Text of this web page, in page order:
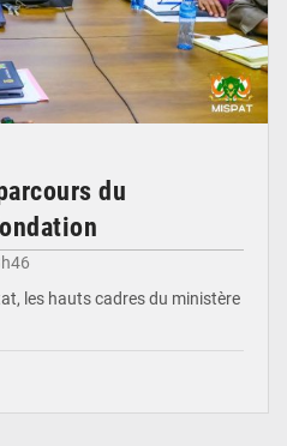
du
les hauts cadres du ministère